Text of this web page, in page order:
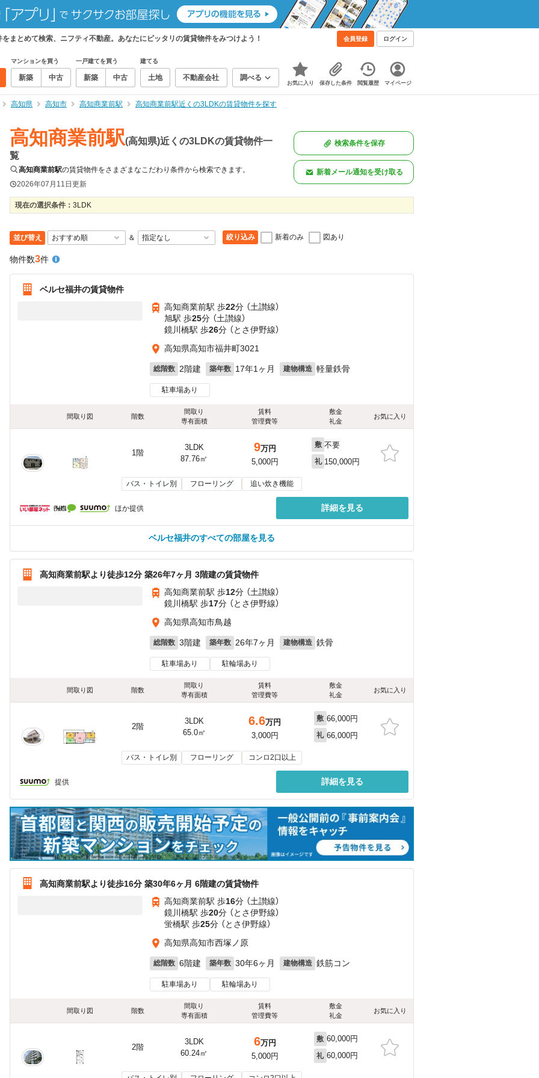
まとめて検索、ニフティ不動産。あなたにピッタリの賃貸物件をみつけよう！ 会員登録 ログイン
マンションを買う
新築 中古
一戸建てを買う
新築 中古
建てる
土地 不動産会社 調べる
お気に入り 保存した条件 閲覧履歴 マイページ
高知県 高知市 高知商業前駅 高知商業前駅近くの3LDKの賃貸物件を探す
高知商業前駅(高知県)近くの3LDKの賃貸物件一
覧
高知商業前駅の賃貸物件をさまざまなこだわり条件から検索できます。
2026年07月11日更新
検索条件を保存
新着メール通知を受け取る
現在の選択条件： 3LDK
並び替え ＆ 絞り込み 新着のみ 図あり
物件数3件
ベルセ福井の賃貸物件
高知商業前駅 歩22分 （土讃線）
旭駅 歩25分 （土讃線）
鏡川橋駅 歩26分 （とさ伊野線）
高知県高知市福井町3021
総階数 2階建 築年数 17年1ヶ月 建物構造 軽量鉄骨
駐車場あり
間取り図 階数
間取り
専有面積
賃料
管理費等
敷金
礼金
お気に入り
1階
3LDK
87.76㎡
9万円
5,000円
敷 不要
礼 150,000円
バス・トイレ別 フローリング 追い炊き機能
ほか提供 詳細を見る
ベルセ福井のすべての部屋を見る
高知商業前駅より徒歩12分 築26年7ヶ月 3階建の賃貸物件
高知商業前駅 歩12分 （土讃線）
鏡川橋駅 歩17分 （とさ伊野線）
高知県高知市鳥越
総階数 3階建 築年数 26年7ヶ月 建物構造 鉄骨
駐車場あり 駐輪場あり
間取り図 階数
間取り
専有面積
賃料
管理費等
敷金
礼金
お気に入り
2階
3LDK
65.0㎡
6.6万円
3,000円
敷 66,000円
礼 66,000円
バス・トイレ別 フローリング コンロ2口以上
提供 詳細を見る
高知商業前駅より徒歩16分 築30年6ヶ月 6階建の賃貸物件
高知商業前駅 歩16分 （土讃線）
鏡川橋駅 歩20分 （とさ伊野線）
蛍橋駅 歩25分 （とさ伊野線）
高知県高知市西塚ノ原
総階数 6階建 築年数 30年6ヶ月 建物構造 鉄筋コン
駐車場あり 駐輪場あり
間取り図 階数
間取り
専有面積
賃料
管理費等
敷金
礼金
お気に入り
2階
3LDK
60.24㎡
6万円
5,000円
敷 60,000円
礼 60,000円